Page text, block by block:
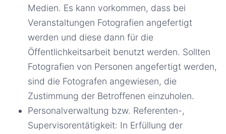
Medien. Es kann vorkommen, dass bei
Veranstaltungen Fotografien angefertigt
werden und diese dann für die
Öffentlichkeitsarbeit benutzt werden. Sollten
Fotografien von Personen angefertigt werden,
sind die Fotografen angewiesen, die
Zustimmung der Betroffenen einzuholen.
Personalverwaltung bzw. Referenten-,
Supervisorentätigkeit: In Erfüllung der